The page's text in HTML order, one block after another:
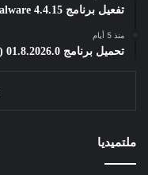
تفعيل برنامج Watchdog Anti-Malware 4.4.15
منذ 5 أيام
تحميل برنامج Farbar Recovery Scan Tool (FRST) 01.8.2026.0
ملتميديا